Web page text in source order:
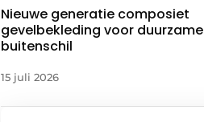
Nieuwe generatie composiet
gevelbekleding voor duurzame
buitenschil
15 juli 2026